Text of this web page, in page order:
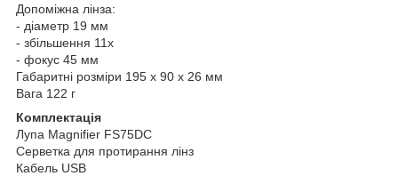
Допоміжна лінза:
- діаметр 19 мм
- збільшення 11х
- фокус 45 мм
Габаритні розміри 195 х 90 х 26 мм
Вага 122 г
Комплектація
Лупа Magnifier FS75DC
Серветка для протирання лінз
Кабель USB